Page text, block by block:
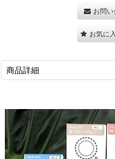
お問
お気に
商品詳細